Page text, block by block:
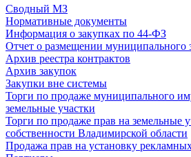
Сводный МЗ
Нормативные документы
Информация о закупках по 44-ФЗ
Отчет о размещении муниципального
Архив реестра контрактов
Архив закупок
Закупки вне системы
Торги по продаже муниципального
земельные участки
Торги по продаже прав на земельные
собственности Владимирской области
Продажа прав на установку